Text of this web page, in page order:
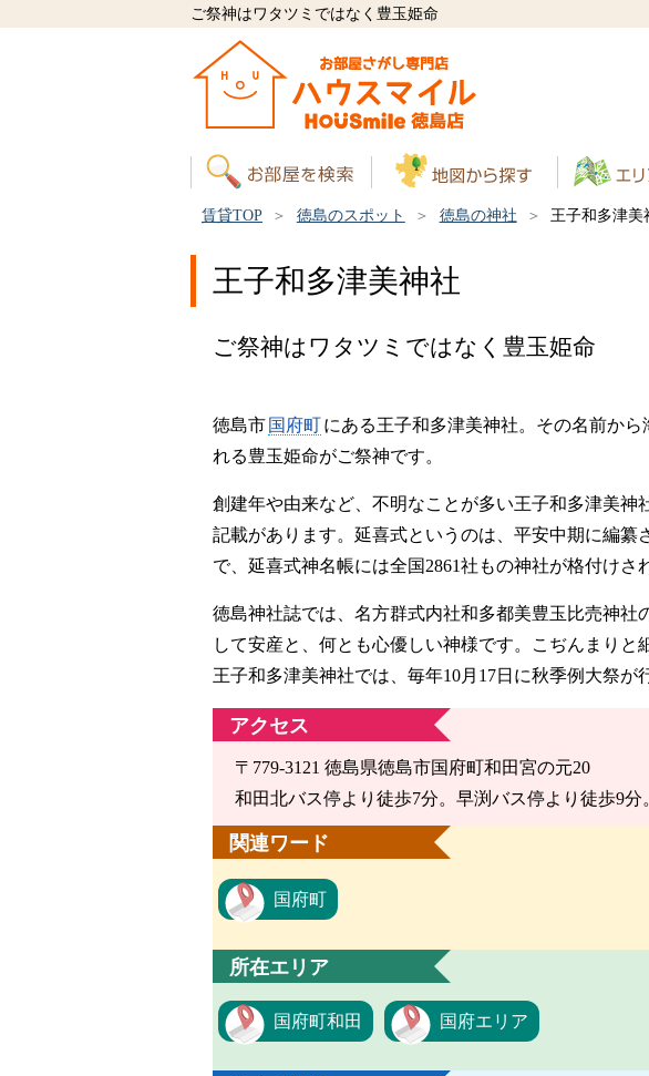
ご祭神はワタツミではなく豊玉姫命
賃貸TOP 徳島のスポット 徳島の神社 王子和多津美
王子和多津美神社
ご祭神はワタツミではなく豊玉姫命
徳島市 国府町にある王子和多津美神社。その名前か
れる豊玉姫命がご祭神です。
創建年や由来など、不明なことが多い王子和多津美
記載があります。延喜式というのは、平安中期に編
で、延喜式神名帳には全国2861社もの神社が格付けさ
徳島神社誌では、名方群式内社和多都美豊玉比売神
して安産と、何とも心優しい神様です。こぢんまり
王子和多津美神社では、毎年10月17日に秋季例大祭が
アクセス
〒779-3121 徳島県徳島市国府町和田宮の元20
和田北バス停より徒歩7分。早渕バス停より徒歩9分
関連ワード
国府町
所在エリア
国府町和田 国府エリア